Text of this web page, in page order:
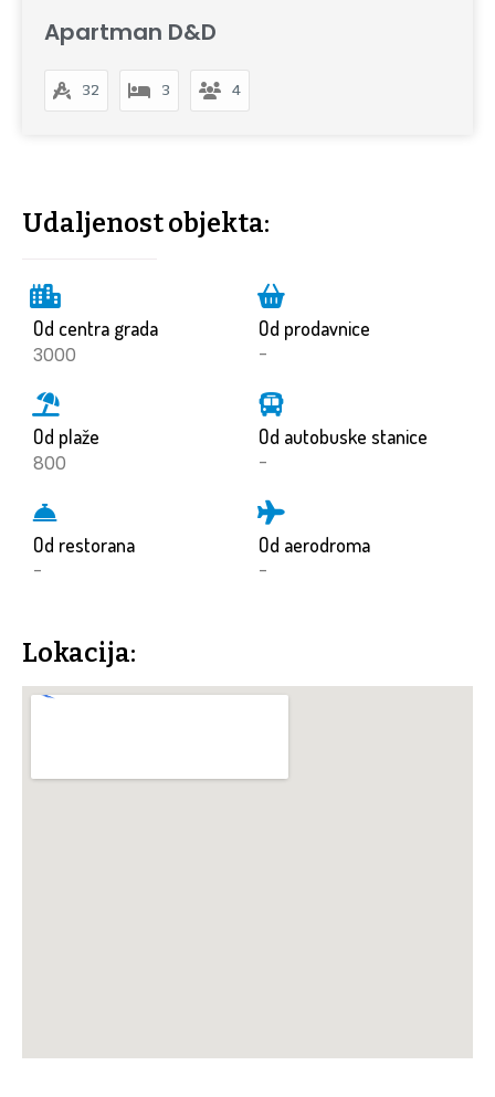
Apartman D&D
32 3 4
Udaljenost objekta:
Od centra grada
3000
Od plaže
800
Od restorana
-
Od prodavnice
-
Od autobuske stanice
-
Od aerodroma
-
Lokacija: